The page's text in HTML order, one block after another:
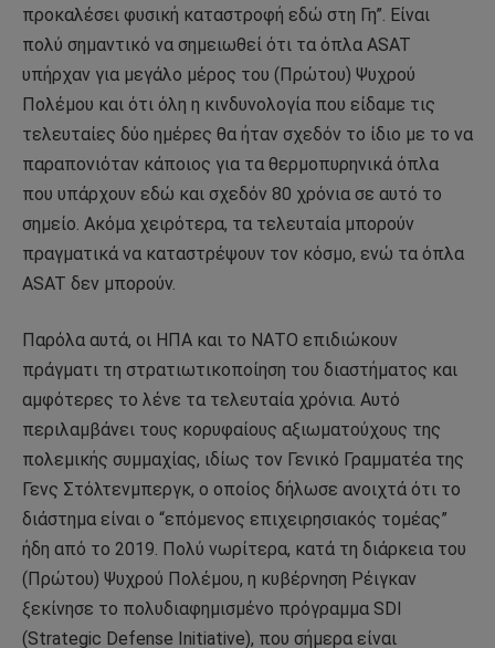
προκαλέσει φυσική καταστροφή εδώ στη Γη”. Είναι
πολύ σημαντικό να σημειωθεί ότι τα όπλα ASAT
υπήρχαν για μεγάλο μέρος του (Πρώτου) Ψυχρού
Πολέμου και ότι όλη η κινδυνολογία που είδαμε τις
τελευταίες δύο ημέρες θα ήταν σχεδόν το ίδιο με το να
παραπονιόταν κάποιος για τα θερμοπυρηνικά όπλα
που υπάρχουν εδώ και σχεδόν 80 χρόνια σε αυτό το
σημείο. Ακόμα χειρότερα, τα τελευταία μπορούν
πραγματικά να καταστρέψουν τον κόσμο, ενώ τα όπλα
ASAT δεν μπορούν.
Παρόλα αυτά, οι ΗΠΑ και το ΝΑΤΟ επιδιώκουν
πράγματι τη στρατιωτικοποίηση του διαστήματος και
αμφότερες το λένε τα τελευταία χρόνια. Αυτό
περιλαμβάνει τους κορυφαίους αξιωματούχους της
πολεμικής συμμαχίας, ιδίως τον Γενικό Γραμματέα της
Γενς Στόλτενμπεργκ, ο οποίος δήλωσε ανοιχτά ότι το
διάστημα είναι ο “επόμενος επιχειρησιακός τομέας”
ήδη από το 2019. Πολύ νωρίτερα, κατά τη διάρκεια του
(Πρώτου) Ψυχρού Πολέμου, η κυβέρνηση Ρέιγκαν
ξεκίνησε το πολυδιαφημισμένο πρόγραμμα SDI
(Strategic Defense Initiative), που σήμερα είναι